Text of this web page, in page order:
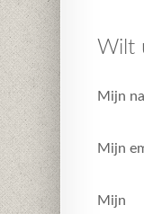
Wilt
Mijn
Mijn
Mijn